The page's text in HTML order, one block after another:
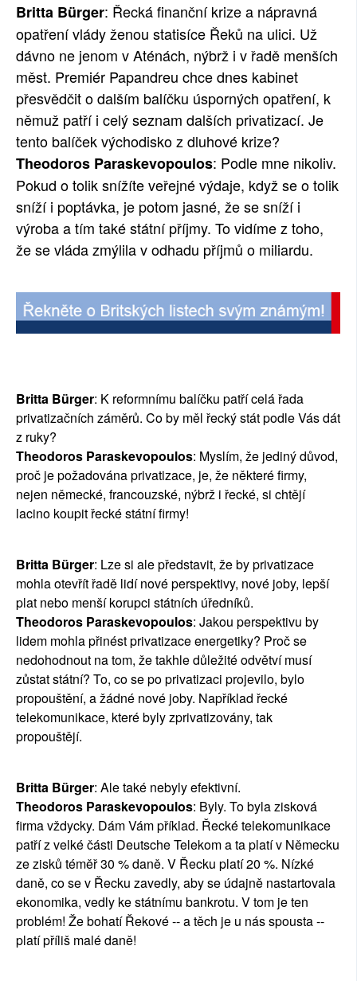
SOCIÁLNÍ SÍTĚ
RUBRIKY
PLNÁ VERZE STRÁNEK
Britta Bürger: Řecká finanční krize a nápravná
opatření vlády ženou statisíce Řeků na ulici. Už
dávno ne jenom v Aténách, nýbrž i v řadě menších
měst. Premiér Papandreu chce dnes kabinet
přesvědčit o dalším balíčku úsporných opatření, k
němuž patří i celý seznam dalších privatizací. Je
tento balíček východisko z dluhové krize?
Theodoros Paraskevopoulos: Podle mne nikoliv.
Pokud o tolik snížíte veřejné výdaje, když se o tolik
sníží i poptávka, je potom jasné, že se sníží i
výroba a tím také státní příjmy. To vidíme z toho,
že se vláda zmýlila v odhadu příjmů o miliardu.
Britta Bürger: K reformnímu balíčku patří celá řada
privatizačních záměrů. Co by měl řecký stát podle Vás dát
z ruky?
Theodoros Paraskevopoulos: Myslím, že jediný důvod,
proč je požadována privatizace, je, že některé firmy,
nejen německé, francouzské, nýbrž i řecké, si chtějí
lacino koupit řecké státní firmy!
Britta Bürger: Lze si ale představit, že by privatizace
mohla otevřít řadě lidí nové perspektivy, nové joby, lepší
plat nebo menší korupci státních úředníků.
Theodoros Paraskevopoulos: Jakou perspektivu by
lidem mohla přinést privatizace energetiky? Proč se
nedohodnout na tom, že takhle důležité odvětví musí
zůstat státní? To, co se po privatizaci projevilo, bylo
propouštění, a žádné nové joby. Například řecké
telekomunikace, které byly zprivatizovány, tak
propouštějí.
Britta Bürger: Ale také nebyly efektivní.
Theodoros Paraskevopoulos: Byly. To byla zisková
firma vždycky. Dám Vám příklad. Řecké telekomunikace
patří z velké části Deutsche Telekom a ta platí v Německu
ze zisků téměř 30 % daně. V Řecku platí 20 %. Nízké
daně, co se v Řecku zavedly, aby se údajně nastartovala
ekonomika, vedly ke státnímu bankrotu. V tom je ten
problém! Že bohatí Řekové -- a těch je u nás spousta --
platí příliš malé daně!